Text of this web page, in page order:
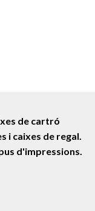
de cartró
i caixes de regal.
d'impressions.